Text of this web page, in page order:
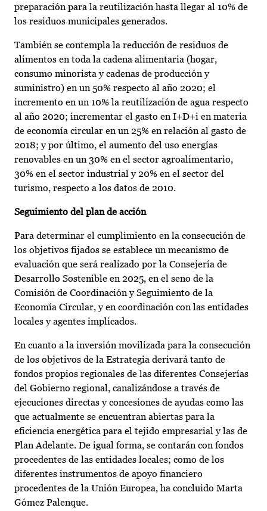
preparación para la reutilización hasta llegar al 10% de
los residuos municipales generados.
También se contempla la reducción de residuos de
alimentos en toda la cadena alimentaria (hogar,
consumo minorista y cadenas de producción y
suministro) en un 50% respecto al año 2020; el
incremento en un 10% la reutilización de agua respecto
al año 2020; incrementar el gasto en I+D+i en materia
de economía circular en un 25% en relación al gasto de
2018; y por último, el aumento del uso energías
renovables en un 30% en el sector agroalimentario,
30% en el sector industrial y 20% en el sector del
turismo, respecto a los datos de 2010.
Seguimiento del plan de acción
Para determinar el cumplimiento en la consecución de
los objetivos fijados se establece un mecanismo de
evaluación que será realizado por la Consejería de
Desarrollo Sostenible en 2025, en el seno de la
Comisión de Coordinación y Seguimiento de la
Economía Circular, y en coordinación con las entidades
locales y agentes implicados.
En cuanto a la inversión movilizada para la consecución
de los objetivos de la Estrategia derivará tanto de
fondos propios regionales de las diferentes Consejerías
del Gobierno regional, canalizándose a través de
ejecuciones directas y concesiones de ayudas como las
que actualmente se encuentran abiertas para la
eficiencia energética para el tejido empresarial y las de
Plan Adelante. De igual forma, se contarán con fondos
procedentes de las entidades locales; como de los
diferentes instrumentos de apoyo financiero
procedentes de la Unión Europea, ha concluido Marta
Gómez Palenque.